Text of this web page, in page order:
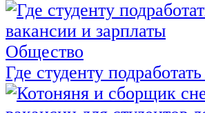
Общество
Где студенту